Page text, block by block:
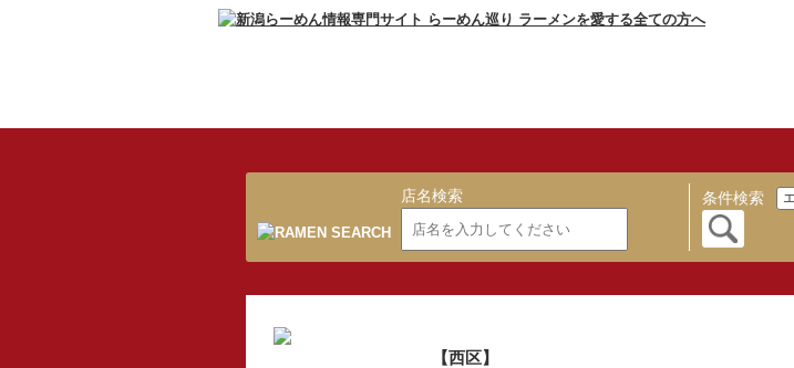
店名検索 条件検索
【西区】